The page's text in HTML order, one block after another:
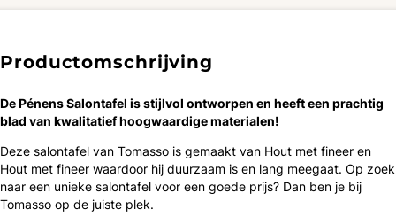
Productomschrijving
De Pénens Salontafel is ​​stijlvol ontworpen en heeft een prachtig
blad van kwalitatief hoogwaardige materialen!
Deze salontafel van Tomasso is gemaakt van Hout met fineer en
Hout met fineer waardoor hij duurzaam is en lang meegaat. Op zoek
naar een unieke salontafel voor een goede prijs? Dan ben je bij
Tomasso op de juiste plek.